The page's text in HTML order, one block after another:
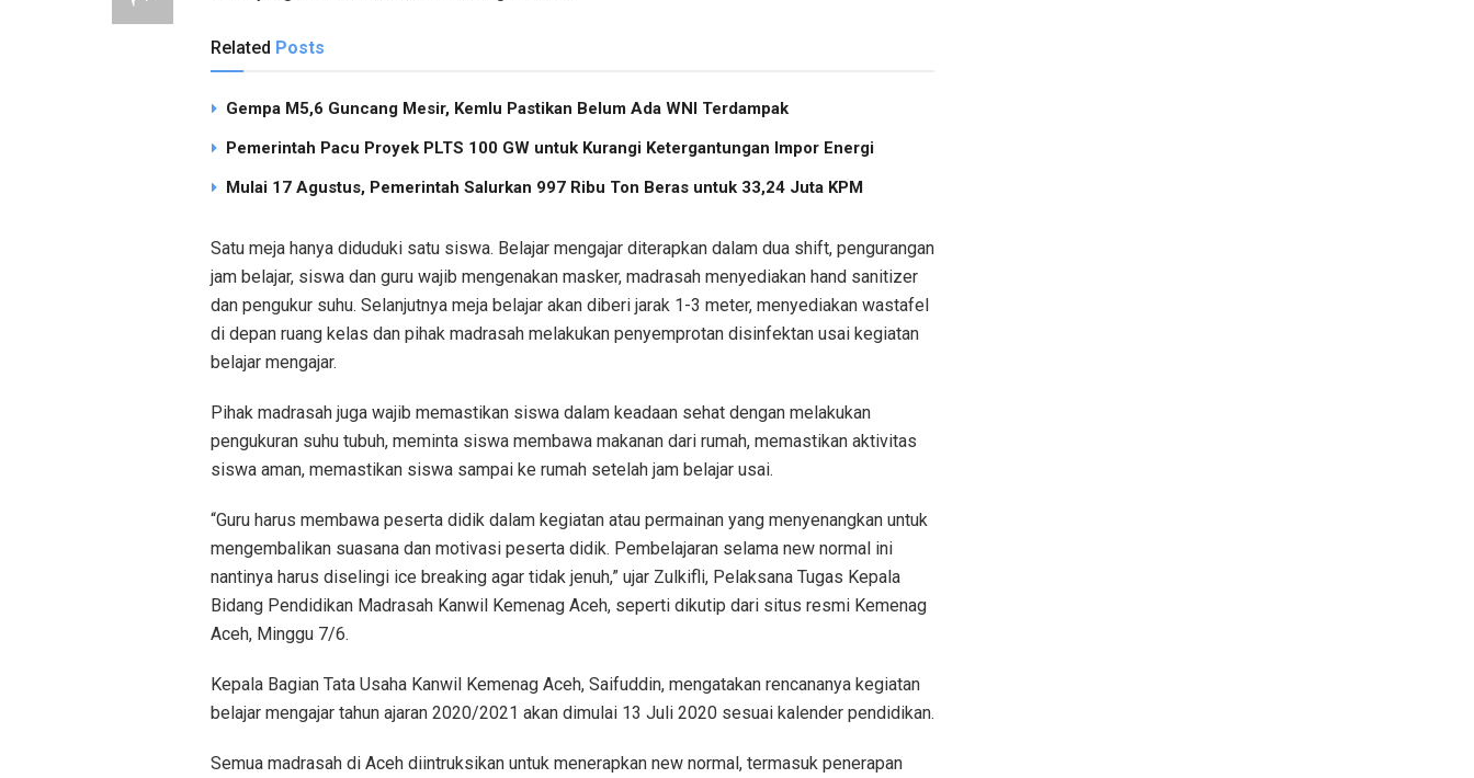
Related Posts
Gempa M5,6 Guncang Mesir, Kemlu Pastikan Belum Ada WNI Terdampak
Pemerintah Pacu Proyek PLTS 100 GW untuk Kurangi Ketergantungan Impor Energi
Mulai 17 Agustus, Pemerintah Salurkan 997 Ribu Ton Beras untuk 33,24 Juta KPM
Satu meja hanya diduduki satu siswa. Belajar mengajar diterapkan dalam dua shift, pengurangan
jam belajar, siswa dan guru wajib mengenakan masker, madrasah menyediakan hand sanitizer
dan pengukur suhu. Selanjutnya meja belajar akan diberi jarak 1-3 meter, menyediakan wastafel
di depan ruang kelas dan pihak madrasah melakukan penyemprotan disinfektan usai kegiatan
belajar mengajar.
Pihak madrasah juga wajib memastikan siswa dalam keadaan sehat dengan melakukan
pengukuran suhu tubuh, meminta siswa membawa makanan dari rumah, memastikan aktivitas
siswa aman, memastikan siswa sampai ke rumah setelah jam belajar usai.
“Guru harus membawa peserta didik dalam kegiatan atau permainan yang menyenangkan untuk
mengembalikan suasana dan motivasi peserta didik. Pembelajaran selama new normal ini
nantinya harus diselingi ice breaking agar tidak jenuh,” ujar Zulkifli, Pelaksana Tugas Kepala
Bidang Pendidikan Madrasah Kanwil Kemenag Aceh, seperti dikutip dari situs resmi Kemenag
Aceh, Minggu 7/6.
Kepala Bagian Tata Usaha Kanwil Kemenag Aceh, Saifuddin, mengatakan rencananya kegiatan
belajar mengajar tahun ajaran 2020/2021 akan dimulai 13 Juli 2020 sesuai kalender pendidikan.
Semua madrasah di Aceh diintruksikan untuk menerapkan new normal, termasuk penerapan